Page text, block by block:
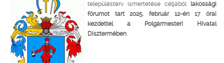
településterv ismertetése céljábóllakossági
fórumot tart 2025. február 12-én 17 órai
kezdettel a Polgármesteri Hivatal
Dísztermében.